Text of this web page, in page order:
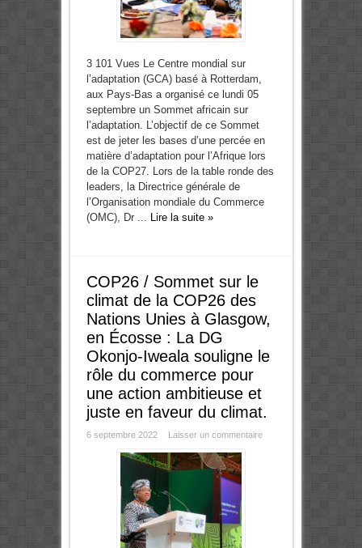
3 101 Vues Le Centre mondial sur
l’adaptation (GCA) basé à Rotterdam,
aux Pays-Bas a organisé ce lundi 05
septembre un Sommet africain sur
l’adaptation. L’objectif de ce Sommet
est de jeter les bases d’une percée en
matière d’adaptation pour l’Afrique lors
de la COP27. Lors de la table ronde des
leaders, la Directrice générale de
l’Organisation mondiale du Commerce
(OMC), Dr ... Lire la suite »
COP26 / Sommet sur le
climat de la COP26 des
Nations Unies à Glasgow,
en Écosse : La DG
Okonjo-Iweala souligne le
rôle du commerce pour
une action ambitieuse et
juste en faveur du climat.
6 septembre 2022 Laisser un commentaire